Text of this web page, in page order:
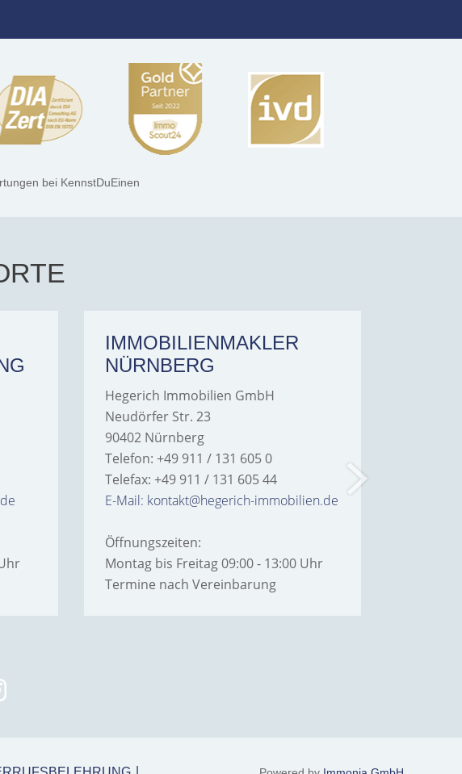
bei KennstDuEinen
IMMOBILIENMAKLER
NÜRNBERG
Hegerich Immobilien GmbH
Neudörfer Str. 23
90402 Nürnberg
Telefon: +49 911 / 131 605 0
Telefax: +49 911 / 131 605 44
E-Mail: kontakt@hegerich-immobilien.de
Öffnungszeiten:
Montag bis Freitag 09:00 - 13:00 Uhr
Termine nach Vereinbarung